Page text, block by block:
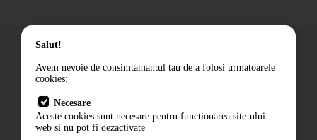
Cum comand
Livrare
Contact
Salut!
Avem nevoie de consimtamantul tau de a folosi urmatoarele
cookies:
Necesare
Aceste cookies sunt necesare pentru functionarea site-ului
web si nu pot fi dezactivate